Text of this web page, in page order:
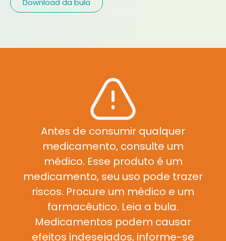
Download da bula
Antes de consumir qualquer
medicamento, consulte um
médico. Esse produto é um
medicamento, seu uso pode trazer
riscos. Procure um médico e um
farmacêutico. Leia a bula.
Medicamentos podem causar
efeitos indesejados, informe-se